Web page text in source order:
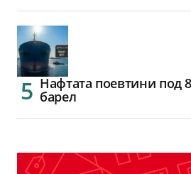
Нафтата поевтини под
барел